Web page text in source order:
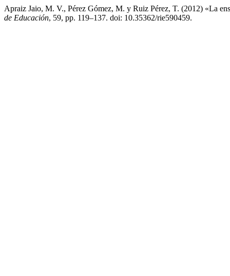
Apraiz Jaio, M. V., Pérez Gómez, M. y Ruiz Pérez, T. (2012) «La
de Educación, 59, pp. 119–137. doi: 10.35362/rie590459.